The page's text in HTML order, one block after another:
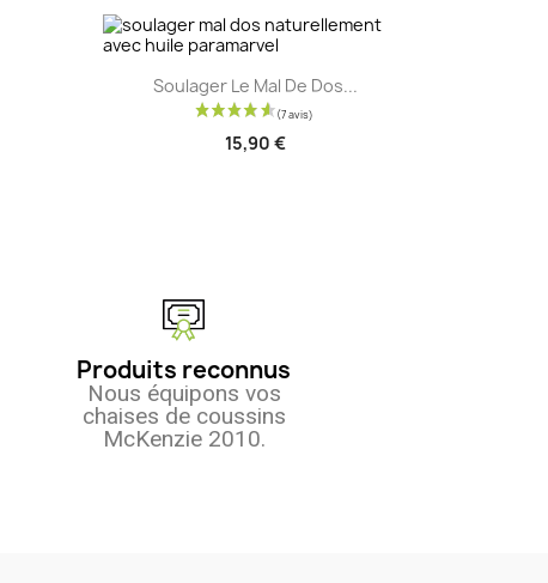
Aperçu rapide
Soulager Le Mal De Dos...
15,90 €
Produits reconnus
Nous équipons vos
chaises de coussins
McKenzie 2010.